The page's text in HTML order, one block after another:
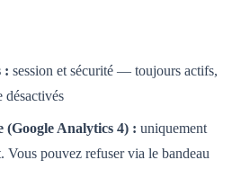
: session et sécurité — toujours actifs,
désactivés
(Google Analytics 4) : uniquement
Vous pouvez refuser via le bandeau